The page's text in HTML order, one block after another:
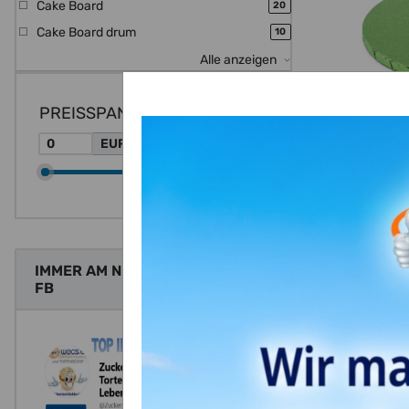
Cake
Cake Board 20Artikel gefunden
Cake Board drum 10Artikel gefunden
Alle anzeigen
PREISSPANNE
EUR
IMMER AM NEUESTEN STAND MIT
FB